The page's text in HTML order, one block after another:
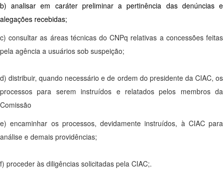
b) analisar em caráter preliminar a pertinência das denúncias e
alegações recebidas;
c) consultar as áreas técnicas do CNPq relativas a concessões feitas
pela agência a usuários sob suspeição;
d) distribuir, quando necessário e de ordem do presidente da CIAC, os
processos para serem instruídos e relatados pelos membros da
Comissão
e) encaminhar os processos, devidamente instruídos, à CIAC para
análise e demais providências;
f) proceder às diligências solicitadas pela CIAC;.